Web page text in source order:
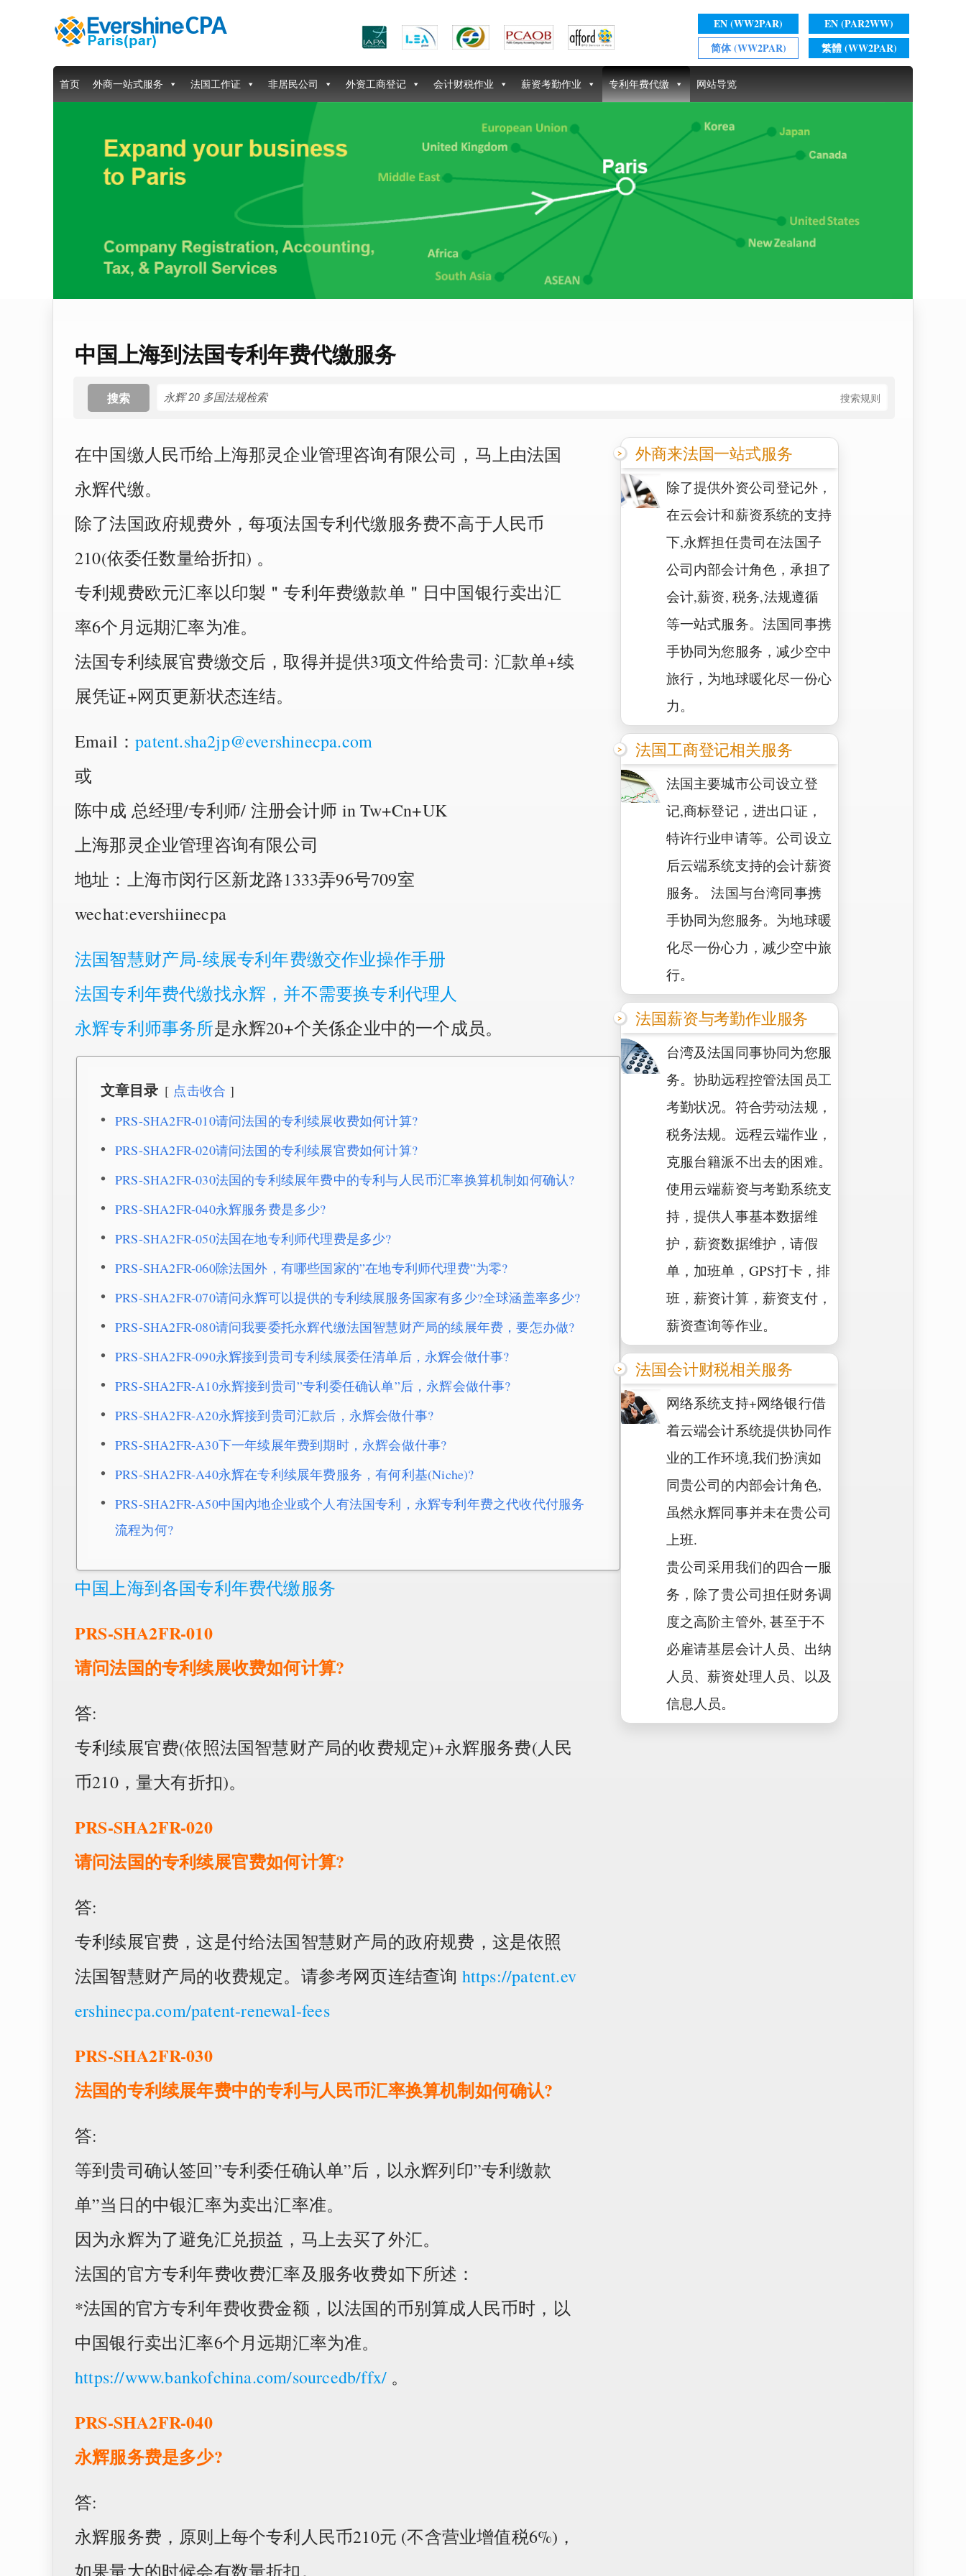
EN (WW2PAR)
EN (PAR2WW)
简体 (WW2PAR)
繁體 (WW2PAR)
首页 外商一站式服务 法国工作证 非居民公司 外资工商登记 会计财税作业 薪资考勤作业 专利年费代缴 网站导览
中国上海到法国专利年费代缴服务
搜索规则
搜索
在中国缴人民币给上海那灵企业管理咨询有限公司，马上由法国
永辉代缴。
除了法国政府规费外，每项法国专利代缴服务费不高于人民币
210(依委任数量给折扣) 。
专利规费欧元汇率以印製＂专利年费缴款单＂日中国银行卖出汇
率6个月远期汇率为准。
法国专利续展官费缴交后，取得并提供3项文件给贵司: 汇款单+续
展凭证+网页更新状态连结。
Email：patent.sha2jp@evershinecpa.com
或
陈中成 总经理/专利师/ 注册会计师 in Tw+Cn+UK
上海那灵企业管理咨询有限公司
地址：上海市闵行区新龙路1333弄96号709室
wechat:evershiinecpa
法国智慧财产局-续展专利年费缴交作业操作手册
法国专利年费代缴找永辉，并不需要换专利代理人
永辉专利师事务所是永辉20+个关係企业中的一个成员。
文章目录
点击收合
PRS-SHA2FR-010请问法国的专利续展收费如何计算?
PRS-SHA2FR-020请问法国的专利续展官费如何计算?
PRS-SHA2FR-030法国的专利续展年费中的专利与人民币汇率换算机制如何确认?
PRS-SHA2FR-040永辉服务费是多少?
PRS-SHA2FR-050法国在地专利师代理费是多少?
PRS-SHA2FR-060除法国外，有哪些国家的”在地专利师代理费”为零?
PRS-SHA2FR-070请问永辉可以提供的专利续展服务国家有多少?全球涵盖率多少?
PRS-SHA2FR-080请问我要委托永辉代缴法国智慧财产局的续展年费，要怎办做?
PRS-SHA2FR-090永辉接到贵司专利续展委任清单后，永辉会做什事?
PRS-SHA2FR-A10永辉接到贵司”专利委任确认单”后，永辉会做什事?
PRS-SHA2FR-A20永辉接到贵司汇款后，永辉会做什事?
PRS-SHA2FR-A30下一年续展年费到期时，永辉会做什事?
PRS-SHA2FR-A40永辉在专利续展年费服务，有何利基(Niche)?
PRS-SHA2FR-A50中国內地企业或个人有法国专利，永辉专利年费之代收代付服务
流程为何?
中国上海到各国专利年费代缴服务
PRS-SHA2FR-010
请问法国的专利续展收费如何计算?
答:
专利续展官费(依照法国智慧财产局的收费规定)+永辉服务费(人民
币210，量大有折扣)。
PRS-SHA2FR-020
请问法国的专利续展官费如何计算?
答:
专利续展官费，这是付给法国智慧财产局的政府规费，这是依照
法国智慧财产局的收费规定。请参考网页连结查询 https://patent.ev
ershinecpa.com/patent-renewal-fees
PRS-SHA2FR-030
法国的专利续展年费中的专利与人民币汇率换算机制如何确认?
答:
等到贵司确认签回”专利委任确认单”后，以永辉列印”专利缴款
单”当日的中银汇率为卖出汇率准。
因为永辉为了避免汇兑损益，马上去买了外汇。
法国的官方专利年费收费汇率及服务收费如下所述：
*法国的官方专利年费收费金额，以法国的币别算成人民币时，以
中国银行卖出汇率6个月远期汇率为准。
https://www.bankofchina.com/sourcedb/ffx/ 。
PRS-SHA2FR-040
永辉服务费是多少?
答:
永辉服务费，原则上每个专利人民币210元 (不含营业增值税6%)，
如果量大的时候会有数量折扣。
外商来法国一站式服务
除了提供外资公司登记外，
在云会计和薪资系统的支持
下,永辉担任贵司在法国子
公司内部会计角色，承担了
会计,薪资, 税务,法规遵循
等一站式服务。法国同事携
手协同为您服务，减少空中
旅行，为地球暖化尽一份心
力。
法国工商登记相关服务
法国主要城市公司设立登
记,商标登记，进出口证，
特许行业申请等。公司设立
后云端系统支持的会计薪资
服务。 法国与台湾同事携
手协同为您服务。为地球暖
化尽一份心力，减少空中旅
行。
法国薪资与考勤作业服务
台湾及法国同事协同为您服
务。协助远程控管法国员工
考勤状况。符合劳动法规，
税务法规。远程云端作业，
克服台籍派不出去的困难。
使用云端薪资与考勤系统支
持，提供人事基本数据维
护，薪资数据维护，请假
单，加班单，GPS打卡，排
班，薪资计算，薪资支付，
薪资查询等作业。
法国会计财税相关服务
网络系统支持+网络银行借
着云端会计系统提供协同作
业的工作环境,我们扮演如
同贵公司的内部会计角色,
虽然永辉同事并未在贵公司
上班.
贵公司采用我们的四合一服
务，除了贵公司担任财务调
度之高阶主管外, 甚至于不
必雇请基层会计人员、出纳
人员、薪资处理人员、以及
信息人员。